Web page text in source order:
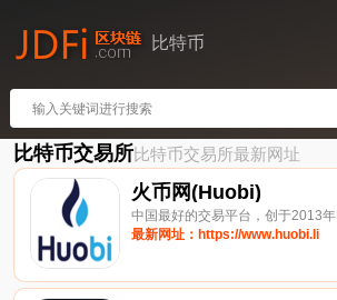
比特币
比特币交易所比特币交易所最新网址
火币网(Huobi)
中国最好的交易平台，创于2013年
最新网址：https://www.huobi.li